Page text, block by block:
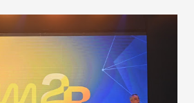
cuidados com os ambientes
“Nós não estamos vivendo uma
temos em todos os anos, com
influenza ou H1N1. Trata-se